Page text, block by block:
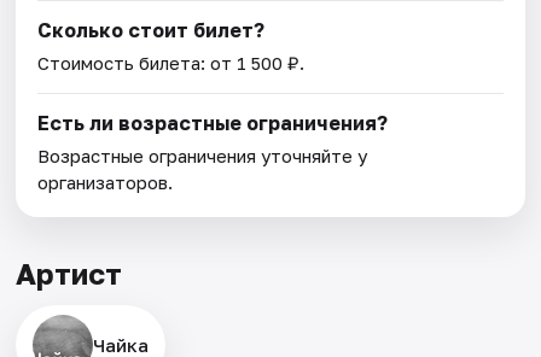
Сколько стоит билет?
Стоимость билета: от 1 500 ₽.
Есть ли возрастные ограничения?
Возрастные ограничения уточняйте у
организаторов.
Артист
Чайка